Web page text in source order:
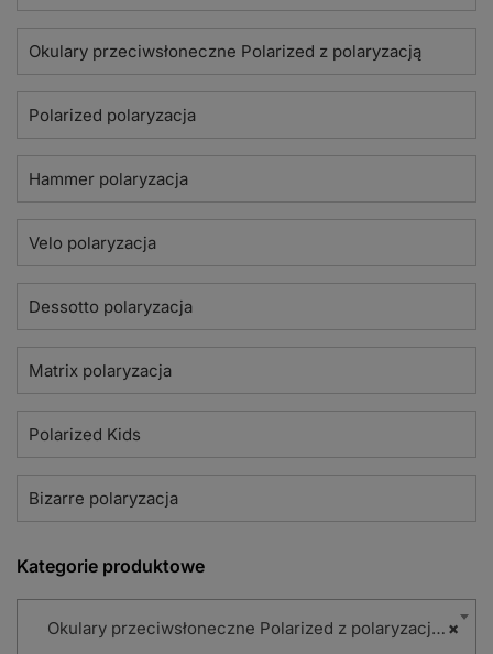
Okulary przeciwsłoneczne Polarized z polaryzacją
Polarized polaryzacja
Hammer polaryzacja
Velo polaryzacja
Dessotto polaryzacja
Matrix polaryzacja
Polarized Kids
Bizarre polaryzacja
Kategorie produktowe
×
Okulary przeciwsłoneczne Polarized z polaryzacją (86)